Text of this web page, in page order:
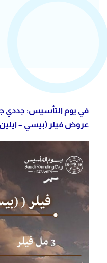
في يوم التأسيس: جددي
عروض فيلر (بيسي –